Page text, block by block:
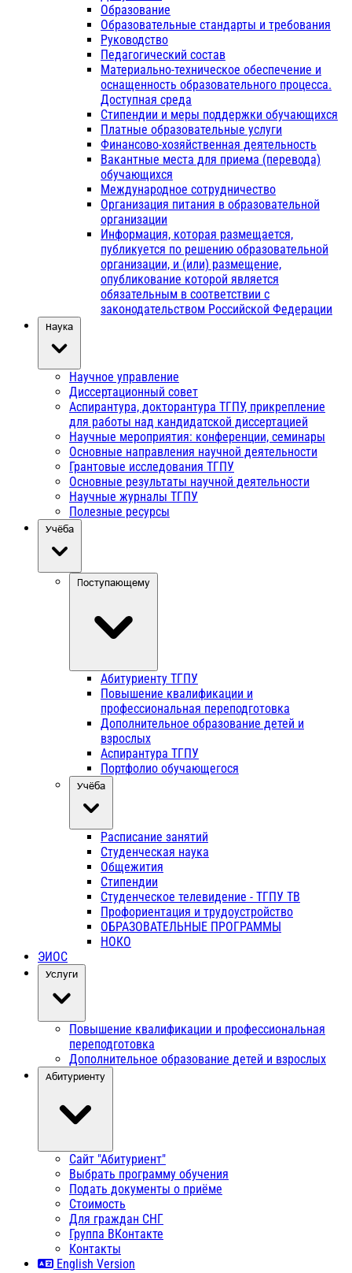
Образование
Образовательные стандарты и требования
Руководство
Педагогический состав
Материально-техническое обеспечение и
оснащенность образовательного процесса.
Доступная среда
Стипендии и меры поддержки обучающихся
Платные образовательные услуги
Финансово-хозяйственная деятельность
Вакантные места для приема (перевода)
обучающихся
Международное сотрудничество
Организация питания в образовательной
организации
Информация, которая размещается,
публикуется по решению образовательной
организации, и (или) размещение,
опубликование которой является
обязательным в соответствии с
законодательством Российской Федерации
Наука
Научное управление
Диссертационный совет
Аспирантура, докторантура ТГПУ, прикрепление
для работы над кандидатской диссертацией
Научные мероприятия: конференции, семинары
Основные направления научной деятельности
Грантовые исследования ТГПУ
Основные результаты научной деятельности
Научные журналы ТГПУ
Полезные ресурсы
Учёба
Поступающему
Абитуриенту ТГПУ
Повышение квалификации и
профессиональная переподготовка
Дополнительное образование детей и
взрослых
Аспирантура ТГПУ
Портфолио обучающегося
Учёба
Расписание занятий
Студенческая наука
Общежития
Стипендии
Студенческое телевидение - ТГПУ ТВ
Профориентация и трудоустройство
ОБРАЗОВАТЕЛЬНЫЕ ПРОГРАММЫ
НОКО
ЭИОС
Услуги
Повышение квалификации и профессиональная
переподготовка
Дополнительное образование детей и взрослых
Абитуриенту
Сайт "Абитуриент"
Выбрать программу обучения
Подать документы о приёме
Стоимость
Для граждан СНГ
Группа ВКонтакте
Контакты
English Version